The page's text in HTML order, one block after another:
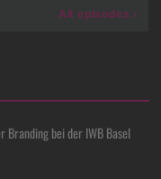
Branding bei der IWB Basel